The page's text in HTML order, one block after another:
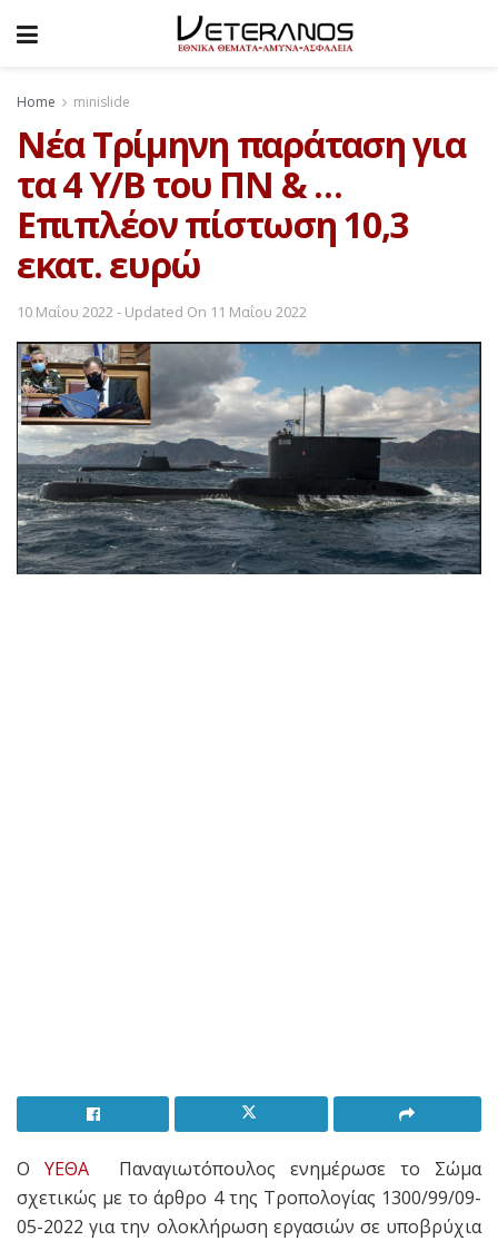
Home minislide
Νέα Τρίμηνη παράταση για
τα 4 Υ/Β του ΠΝ & …
Επιπλέον πίστωση 10,3
εκατ. ευρώ
10 Μαΐου 2022 - Updated On 11 Μαΐου 2022
ΟΥΕΘΑ Παναγιωτόπουλος ενημέρωσε το Σώμα
σχετικώς με το άρθρο 4 της Τροπολογίας 1300/99/09-
05-2022 για την ολοκλήρωση εργασιών σε υποβρύχια